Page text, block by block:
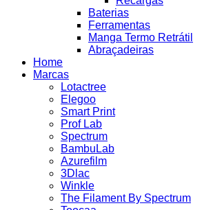
Baterias
Ferramentas
Manga Termo Retrátil
Abraçadeiras
Home
Marcas
Lotactree
Elegoo
Smart Print
Prof Lab
Spectrum
BambuLab
Azurefilm
3Dlac
Winkle
The Filament By Spectrum